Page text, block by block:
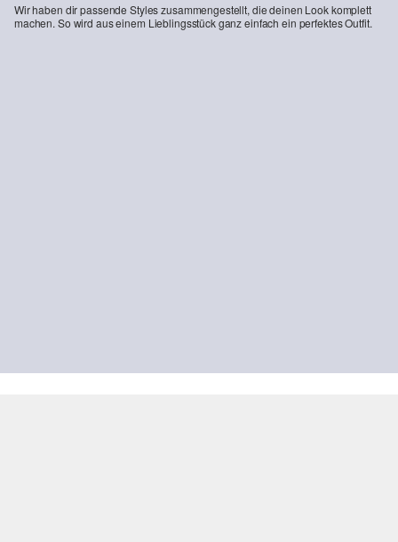
Wir haben dir passende Styles zusammengestellt, die deinen Look komplett
machen. So wird aus einem Lieblingsstück ganz einfach ein perfektes Outfit.